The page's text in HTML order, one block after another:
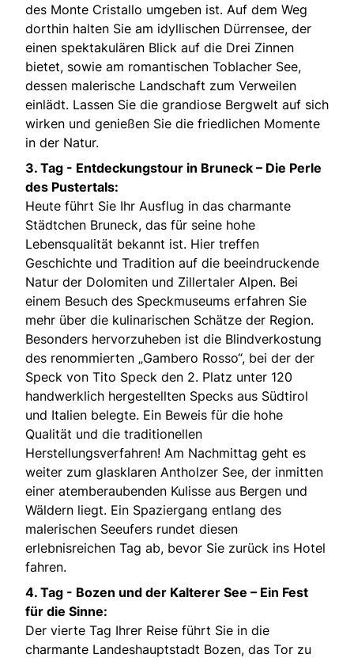
des Monte Cristallo umgeben ist. Auf dem Weg
dorthin halten Sie am idyllischen Dürrensee, der
einen spektakulären Blick auf die Drei Zinnen
bietet, sowie am romantischen Toblacher See,
dessen malerische Landschaft zum Verweilen
einlädt. Lassen Sie die grandiose Bergwelt auf sich
wirken und genießen Sie die friedlichen Momente
in der Natur.
3. Tag - Entdeckungstour in Bruneck – Die Perle
des Pustertals:
Heute führt Sie Ihr Ausflug in das charmante
Städtchen Bruneck, das für seine hohe
Lebensqualität bekannt ist. Hier treffen
Geschichte und Tradition auf die beeindruckende
Natur der Dolomiten und Zillertaler Alpen. Bei
einem Besuch des Speckmuseums erfahren Sie
mehr über die kulinarischen Schätze der Region.
Besonders hervorzuheben ist die Blindverkostung
des renommierten „Gambero Rosso“, bei der der
Speck von Tito Speck den 2. Platz unter 120
handwerklich hergestellten Specks aus Südtirol
und Italien belegte. Ein Beweis für die hohe
Qualität und die traditionellen
Herstellungsverfahren! Am Nachmittag geht es
weiter zum glasklaren Antholzer See, der inmitten
einer atemberaubenden Kulisse aus Bergen und
Wäldern liegt. Ein Spaziergang entlang des
malerischen Seeufers rundet diesen
erlebnisreichen Tag ab, bevor Sie zurück ins Hotel
fahren.
4. Tag - Bozen und der Kalterer See – Ein Fest
für die Sinne:
Der vierte Tag Ihrer Reise führt Sie in die
charmante Landeshauptstadt Bozen, das Tor zu